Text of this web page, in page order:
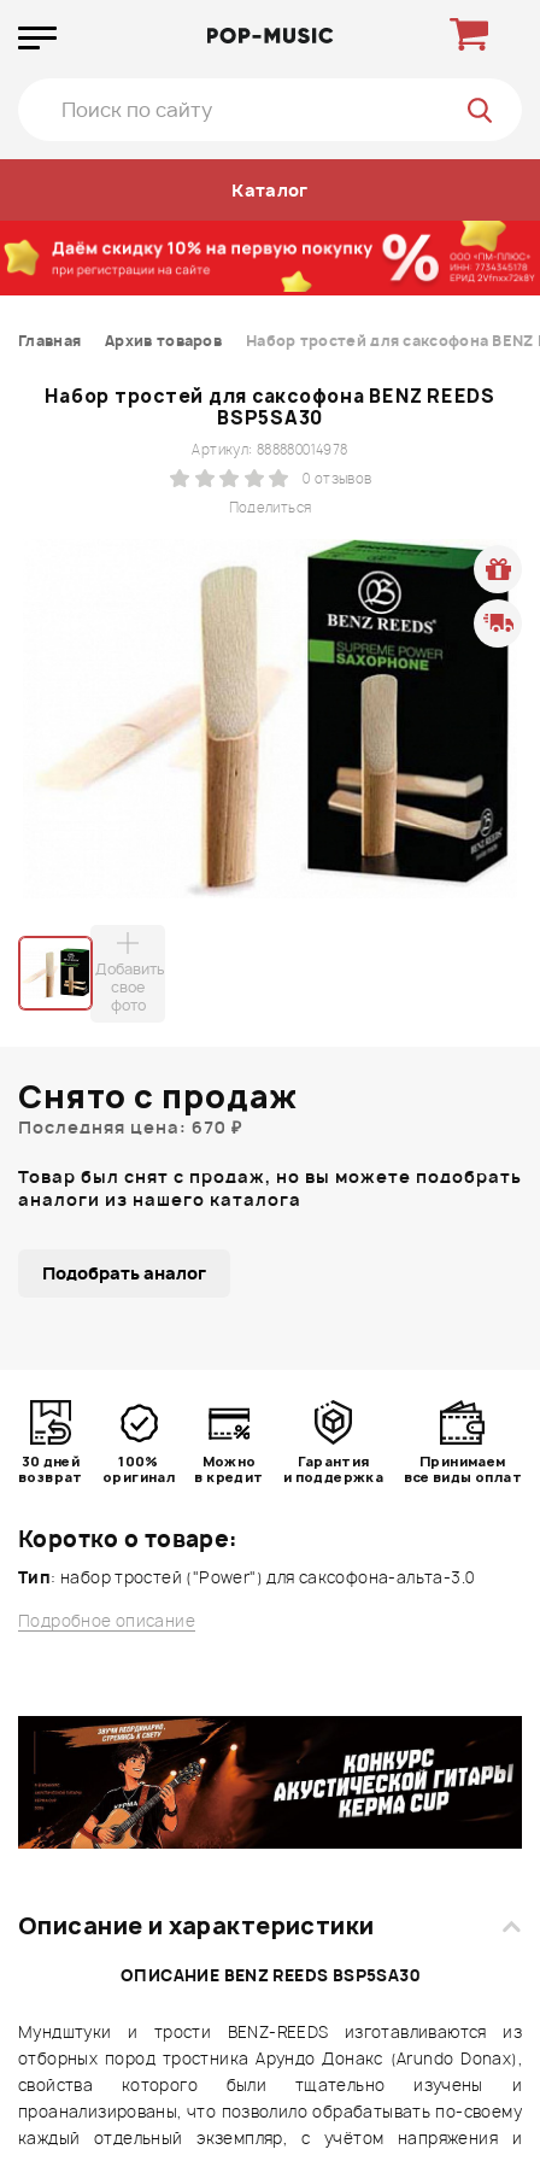
Каталог
Главная Архив товаров Набор тростей для саксофона BENZ
Набор тростей для саксофона BENZ REEDS
BSP5SA30
Поделиться
Артикул: 888880014978
0 отзывов
Добавить
свое
фото
Коротко о товаре:
Тип: набор тростей ("Power") для саксофона-альта-3.0
Подробное описание
Снято с продаж
Последняя цена: 670 ₽
Товар был снят с продаж, но вы можете подобрать
аналоги из нашего каталога
Подобрать аналог
30 дней
возврат
100%
оригинал
Можно
в кредит
Гарантия
и поддержка
Принимаем
все виды оплат
Описание и характеристики
ОПИСАНИЕ BENZ REEDS BSP5SA30
Мундштуки и трости BENZ-REEDS изготавливаются из
отборных пород тростника Арундо Донакс (Arundo Donax),
свойства которого были тщательно изучены и
проанализированы, что позволило обрабатывать по-своему
каждый отдельный экземпляр, с учётом напряжения и